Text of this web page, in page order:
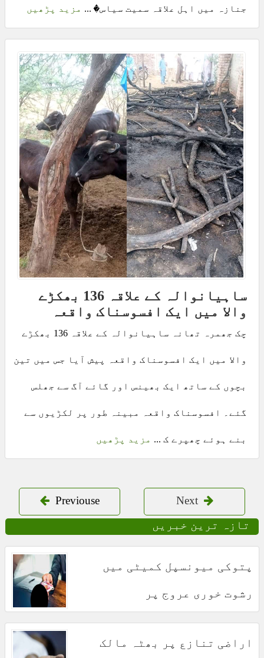
جنازہ میں اہل علاقہ سمیت سیاس� ... مزید پڑھیں
ساہیانوالہ کے علاقہ 136 بھکڑے
والا میں ایک افسوسناک واقعہ
چک جھمرہ تھانہ ساہیانوالہ کے علاقہ 136 بھکڑے
والا میں ایک افسوسناک واقعہ پیش آیا جس میں تین
بچوں کے ساتھ ایک بھینس اور گائے آگ سے جھلس
گئے۔ افسوسناک واقعہ مبینہ طور پر لکڑیوں سے
بنے ہوئے چھپرے ک ... مزید پڑھیں
Previouse Next
تازہ ترین خبریں
پتوکی میونسپل کمیٹی میں
رشوت خوری عروج پر
اراضی تنازع پر بھٹہ مالک